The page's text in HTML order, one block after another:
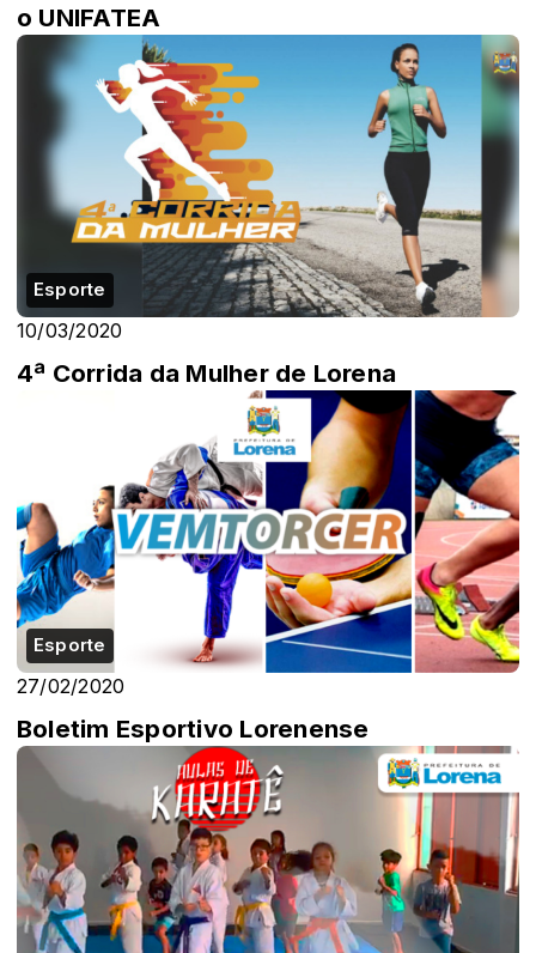
o UNIFATEA
Esporte
10/03/2020
4ª Corrida da Mulher de Lorena
Esporte
27/02/2020
Boletim Esportivo Lorenense